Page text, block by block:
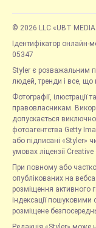
© 2026 LLC «UBT
Ідентифікатор онлайн-
05347
Styler є розважальним
людей, тренди і все, що
Фотографії, ілюстрації
правовласникам.
допускається
фотоагентства Getty
або підписані «Styler»
умовах ліцензії
При повному або
опублікованих на
розміщення активного
індексації
розміщене